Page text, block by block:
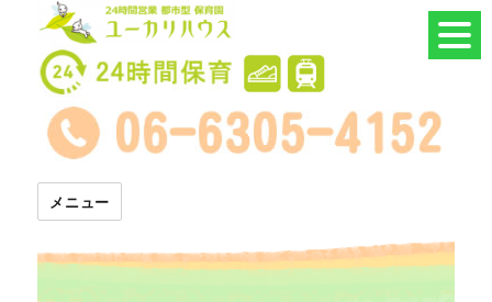
24時間託児所 ユーカリハウス
メニュー